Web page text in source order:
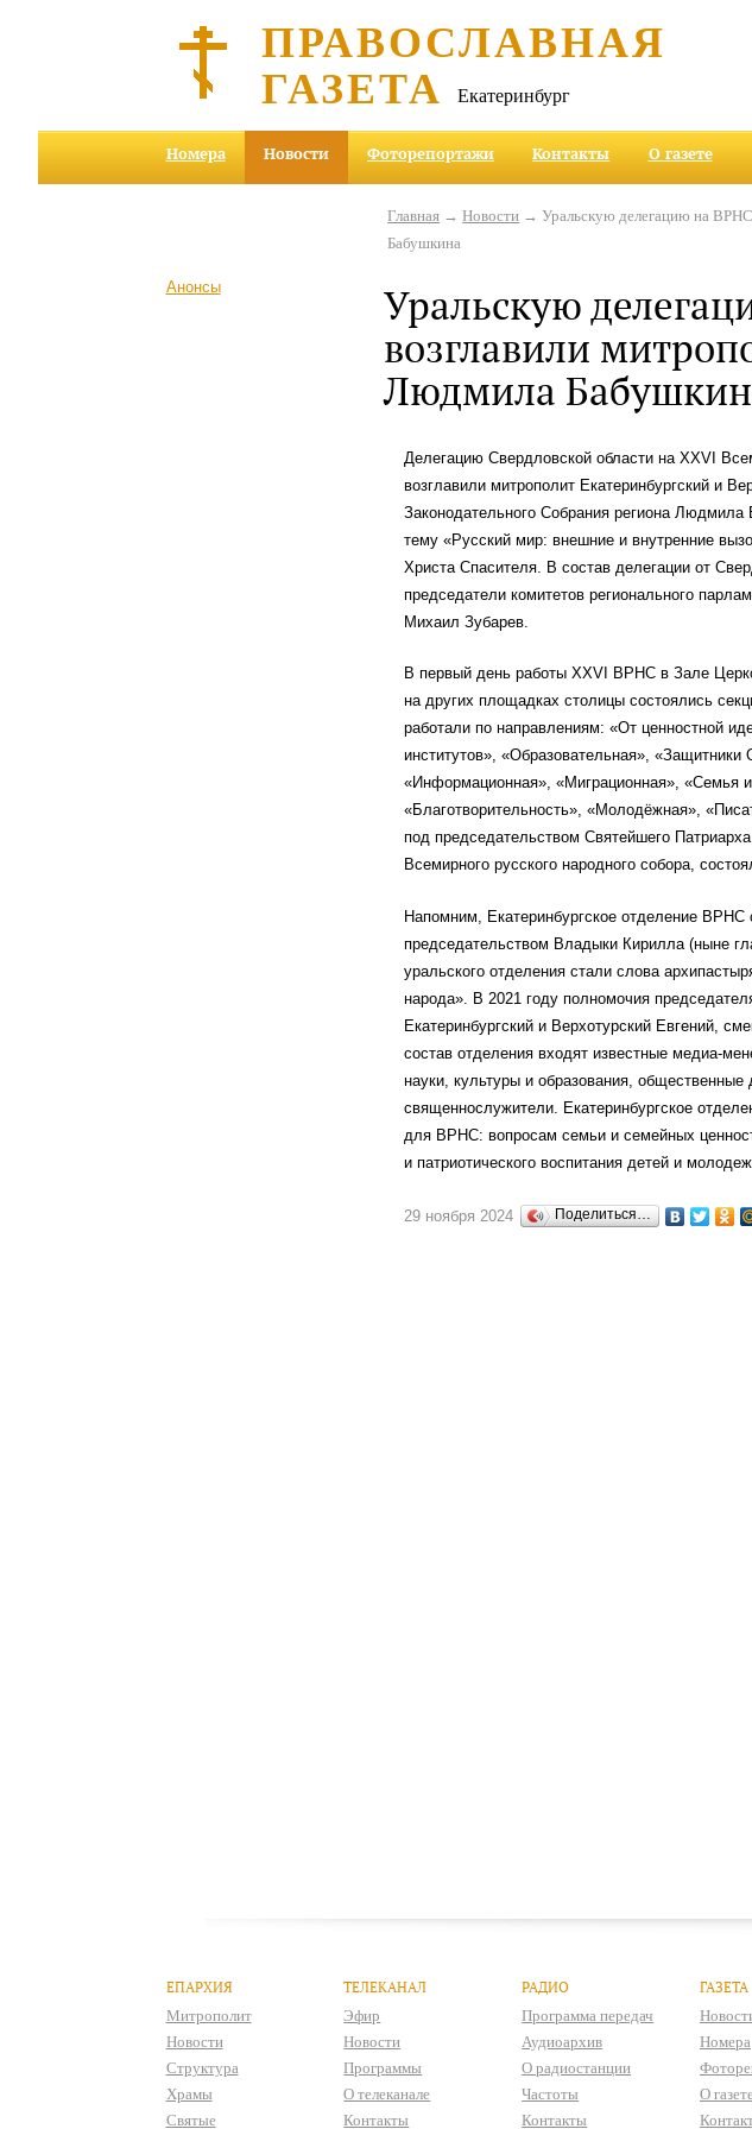
ПРАВОСЛАВНАЯ
ГАЗЕТА Екатеринбург
Номера Новости Фоторепортажи Контакты О газете
Анонсы
Главная →Новости → Уральскую делегацию на ВРНС
Бабушкина
Уральскую
возглавили
Людмила
Делегацию Свердловской области на XXVI
возглавили митрополит Екатеринбургский и
Законодательного Собрания региона
тему «Русский мир: внешние и внутренние
Христа Спасителя. В состав делегации от
председатели комитетов регионального
Михаил Зубарев.
В первый день работы XXVI ВРНС в Зале
на других площадках столицы состоялись
работали по направлениям: «От ценностной
институтов», «Образовательная»,
«Информационная», «Миграционная», «Семья
«Благотворительность», «Молодёжная»,
под председательством Святейшего
Всемирного русского народного собора,
Напомним, Екатеринбургское отделение ВРНС
председательством Владыки Кирилла (ныне
уральского отделения стали слова
народа». В 2021 году полномочия
Екатеринбургский и Верхотурский Евгений,
состав отделения входят известные медиа-
науки, культуры и образования,
священнослужители. Екатеринбургское
для ВРНС: вопросам семьи и семейных
и патриотического воспитания детей и
29 ноября 2024 Поделиться…
ЕПАРХИЯ
Митрополит
Новости
Структура
Храмы
Святые
ТЕЛЕКАНАЛ
Эфир
Новости
Программы
О телеканале
Контакты
РАДИО
Программа передач
Аудиоархив
О радиостанции
Частоты
Контакты
ГАЗЕТА
Номера
О газете